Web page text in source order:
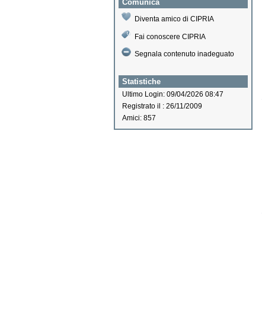
Comunica
Diventa amico di CIPRIA
Fai conoscere CIPRIA
Segnala contenuto inadeguato
Statistiche
Ultimo Login: 09/04/2026 08:47
Registrato il : 26/11/2009
Amici: 857